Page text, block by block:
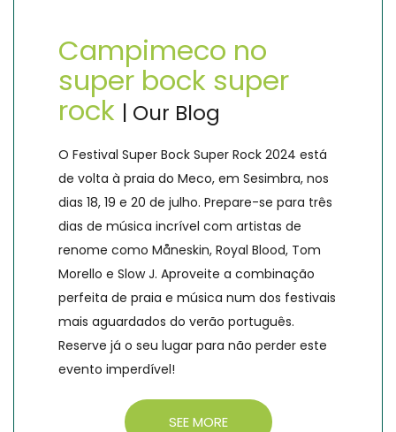
Campimeco no
super bock super
rock | Our Blog
O Festival Super Bock Super Rock 2024 está
de volta à praia do Meco, em Sesimbra, nos
dias 18, 19 e 20 de julho. Prepare-se para três
dias de música incrível com artistas de
renome como Måneskin, Royal Blood, Tom
Morello e Slow J. Aproveite a combinação
perfeita de praia e música num dos festivais
mais aguardados do verão português.
Reserve já o seu lugar para não perder este
evento imperdível!
SEE MORE